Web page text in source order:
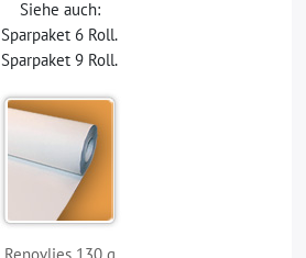
Siehe auch:
Sparpaket 6 Roll.
Sparpaket 9 Roll.